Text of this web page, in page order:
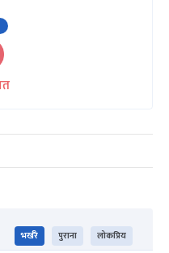
भर्खरै पुराना लोकप्रिय